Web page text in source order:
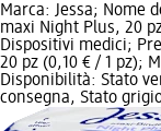
Marca: Jessa; Nome
maxi Night Plus, 20
Dispositivi medici;
20 pz (0,10 € / 1 pz);
Disponibilità: Stato
consegna, Stato